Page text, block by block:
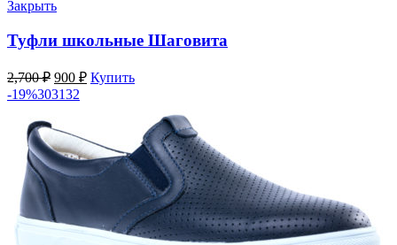
Закрыть
Туфли школьные Шаговита
2,700₽ Первоначальная
цена
составляла
900 ₽Текущая
цена:
Купить
-19%303132